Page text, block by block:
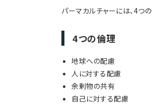
パーマカルチャーには、4つ
4つの倫理
地球への配慮
人に対する配慮
余剰物の共有
自己に対する配慮